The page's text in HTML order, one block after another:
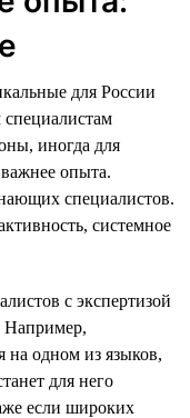
для России
иногда для
опыта.
специалистов.
системное
с экспертизой
Например,
на одном из языков,
для него
если широких